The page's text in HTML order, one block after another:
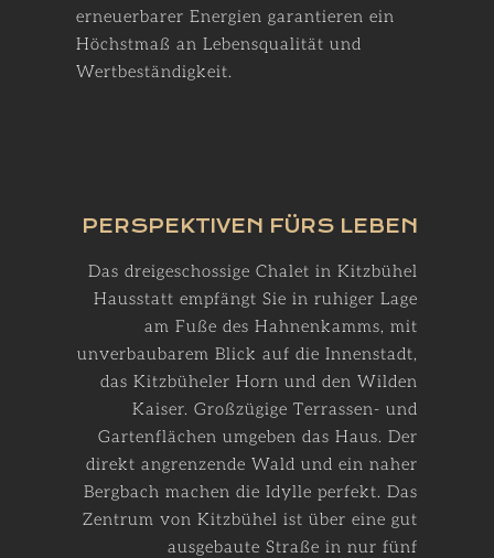
erneuerbarer Energien garantieren ein
Höchstmaß an Lebensqualität und
Wertbeständigkeit.
PERSPEKTIVEN FÜRS LEBEN
Das dreigeschossige Chalet in Kitzbühel
Hausstatt empfängt Sie in ruhiger Lage
am Fuße des Hahnenkamms, mit
unverbaubarem Blick auf die Innenstadt,
das Kitzbüheler Horn und den Wilden
Kaiser. Großzügige Terrassen- und
Gartenflächen umgeben das Haus. Der
direkt angrenzende Wald und ein naher
Bergbach machen die Idylle perfekt. Das
Zentrum von Kitzbühel ist über eine gut
ausgebaute Straße in nur fünf